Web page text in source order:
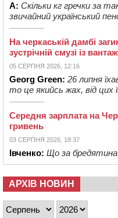
А: Скільки кг гречки за
звичайний український
На черкаській дамбі
зустрічній смузі із
05 СЕРПНЯ 2026, 12:16
Georg Green: 26 липня
то це якийсь жах, від цих
Середня зарплата на
гривень
03 СЕРПНЯ 2026, 18:37
Івченко: Що за
АРХІВ НОВИН